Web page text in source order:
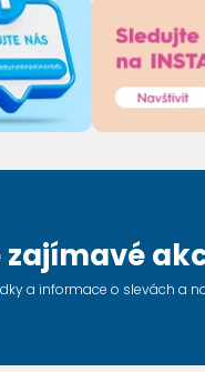
a informace o slevách a